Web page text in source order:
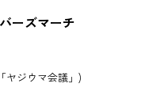
ーズマーチ
ヤジウマ会議」)